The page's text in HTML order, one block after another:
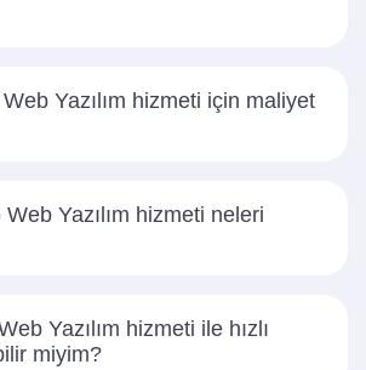
Yazılım hizmeti için maliyet
Yazılım hizmeti neleri
Yazılım hizmeti ile hızlı
miyim?